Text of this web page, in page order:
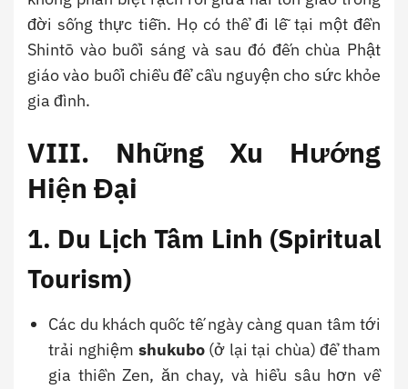
đời sống thực tiễn. Họ có thể đi lễ tại một đền
Shintō vào buổi sáng và sau đó đến chùa Phật
giáo vào buổi chiều để cầu nguyện cho sức khỏe
gia đình.
VIII. Những Xu Hướng
Hiện Đại
1. Du Lịch Tâm Linh (Spiritual
Tourism)
Các du khách quốc tế ngày càng quan tâm tới
trải nghiệm shukubo(ở lại tại chùa) để tham
gia thiền Zen, ăn chay, và hiểu sâu hơn về